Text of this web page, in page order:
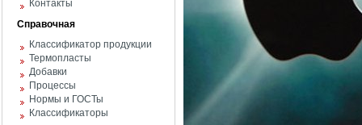
Контакты
Справочная
Классификатор продукции
Термопласты
Добавки
Процессы
Нормы и ГОСТы
Классификаторы